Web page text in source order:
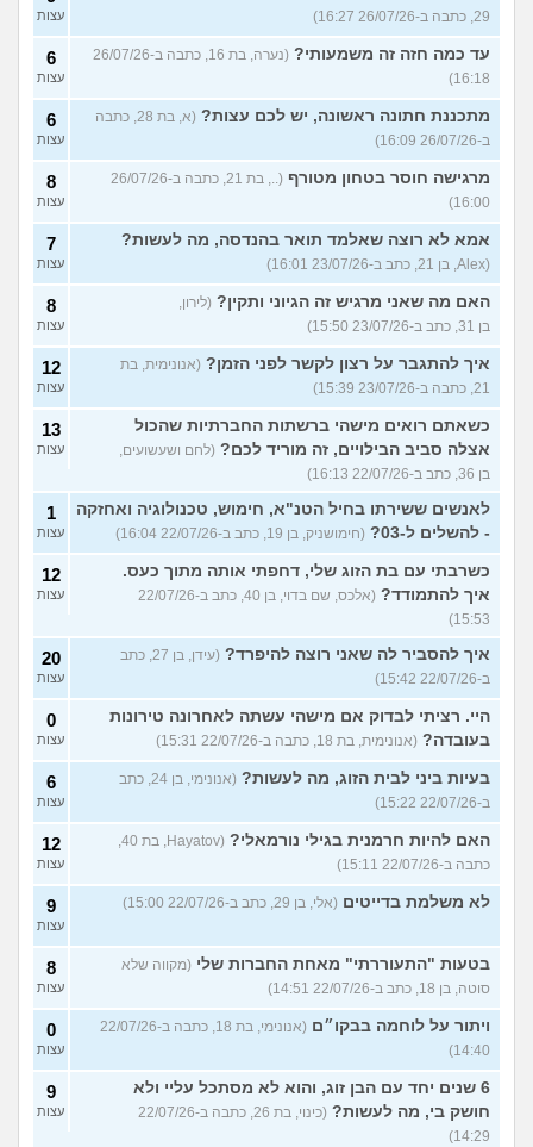
29, כתבה ב-26/07/26 16:27)
עצות
עד כמה חזה זה משמעותי?
(נערה, בת 16, כתבה ב-26/07/26
16:18)
6
עצות
מתכננת חתונה ראשונה, יש לכם עצות?
(א, בת 28, כתבה
ב-26/07/26 16:09)
6
עצות
מרגישה חוסר בטחון מטורף
(.., בת 21, כתבה ב-26/07/26
16:00)
8
עצות
אמא לא רוצה שאלמד תואר בהנדסה, מה לעשות?
(Alex, בן 21, כתב ב-23/07/26 16:01)
7
עצות
האם מה שאני מרגיש זה הגיוני ותקין? (לירון,
בן 31, כתב ב-23/07/26 15:50)
8
עצות
איך להתגבר על רצון לקשר לפני הזמן? (אנונימית, בת
21, כתבה ב-23/07/26 15:39)
12
עצות
כשאתם רואים מישהי ברשתות החברתיות שהכול
אצלה סביב הבילויים, זה מוריד לכם? (לחם ושעשועים,
בן 36, כתב ב-22/07/26 16:13)
13
עצות
לאנשים ששירתו בחיל הטנ"א, חימוש, טכנולוגיה ואחזקה
- להשלים ל-03?
(חימושניק, בן 19, כתב ב-22/07/26 16:04)
1
עצות
כשרבתי עם בת הזוג שלי, דחפתי אותה מתוך כעס.
איך להתמודד?
(אלכס, שם בדוי, בן 40, כתב ב-22/07/26
15:53)
12
עצות
איך להסביר לה שאני רוצה להיפרד?
(עידן, בן 27, כתב
ב-22/07/26 15:42)
20
עצות
היי. רציתי לבדוק אם מישהי עשתה לאחרונה טירונות
בעובדה? (אנונימית, בת 18, כתבה ב-22/07/26 15:31)
0
עצות
בעיות ביני לבית הזוג, מה לעשות?
(אנונימי, בן 24, כתב
ב-22/07/26 15:22)
6
עצות
האם להיות חרמנית בגילי נורמאלי?
(Hayatov, בת 40,
כתבה ב-22/07/26 15:11)
12
עצות
לא משלמת בדייטים (אלי, בן 29, כתב ב-22/07/26 15:00) 9
עצות
בטעות "התעוררתי" מאחת החברות שלי (מקווה שלא
סוטה, בן 18, כתב ב-22/07/26 14:51)
8
עצות
ויתור על לוחמה בבקו״ם
(אנונימי, בת 18, כתבה ב-22/07/26
14:40)
0
עצות
6 שנים יחד עם הבן זוג, והוא לא מסתכל עליי ולא
חושק בי, מה לעשות?
(כינוי, בת 26, כתבה ב-22/07/26
14:29)
9
עצות